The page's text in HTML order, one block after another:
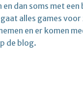
en dan soms met een
alles games voor
en er komen
de blog.